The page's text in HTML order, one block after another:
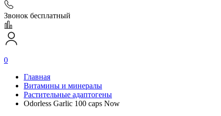
Звонок бесплатный
0
Главная
Витамины и минералы
Растительные адаптогены
Odorless Garlic 100 caps Now